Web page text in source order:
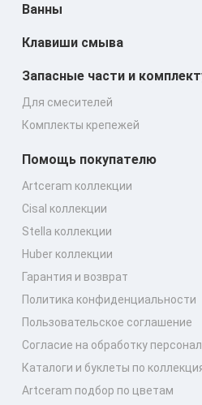
Ванны
Клавиши смыва
Запасные части и
Для смесителей
Комплекты крепежей
Помощь покупателю
Artceram коллекции
Cisal коллекции
Stella коллекции
Huber коллекции
Гарантия и возврат
Политика конфиденциальности
Пользовательское соглашение
Согласие на обработку
Каталоги и буклеты по
Artceram подбор по цветам